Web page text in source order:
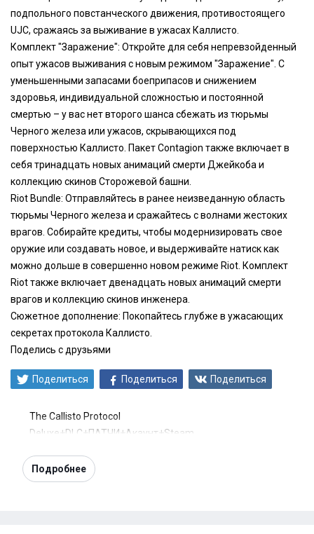
подпольного повстанческого движения, противостоящего
UJC, сражаясь за выживание в ужасах Каллисто.
Комплект "Заражение": Откройте для себя непревзойденный
опыт ужасов выживания с новым режимом "Заражение". С
уменьшенными запасами боеприпасов и снижением
здоровья, индивидуальной сложностью и постоянной
смертью – у вас нет второго шанса сбежать из тюрьмы
Черного железа или ужасов, скрывающихся под
поверхностью Каллисто. Пакет Contagion также включает в
себя тринадцать новых анимаций смерти Джейкоба и
коллекцию скинов Сторожевой башни.
Riot Bundle: Отправляйтесь в ранее неизведанную область
тюрьмы Черного железа и сражайтесь с волнами жестоких
врагов. Собирайте кредиты, чтобы модернизировать свое
оружие или создавать новое, и выдерживайте натиск как
можно дольше в совершенно новом режиме Riot. Комплект
Riot также включает двенадцать новых анимаций смерти
врагов и коллекцию скинов инженера.
Сюжетное дополнение: Покопайтесь глубже в ужасающих
секретах протокола Каллисто.
Поделись с друзьями
Поделиться Поделиться Поделиться
The Callisto Protocol
Deluxe+DLC+ПАТЧИ+Акаунт+Steam
Подробнее